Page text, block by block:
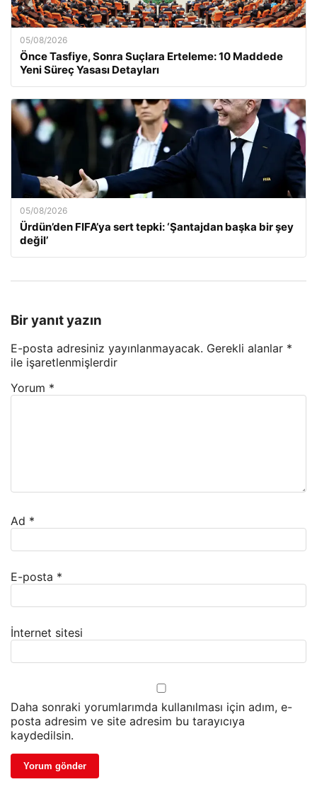
05/08/2026
Önce Tasfiye, Sonra Suçlara Erteleme: 10 Maddede
Yeni Süreç Yasası Detayları
05/08/2026
Ürdün’den FIFA’ya sert tepki: ‘Şantajdan başka bir şey
değil’
Bir yanıt yazın
E-posta adresiniz yayınlanmayacak. Gerekli alanlar *
ile işaretlenmişlerdir
Yorum *
Ad *
E-posta *
İnternet sitesi
Daha sonraki yorumlarımda kullanılması için adım, e-
posta adresim ve site adresim bu tarayıcıya
kaydedilsin.